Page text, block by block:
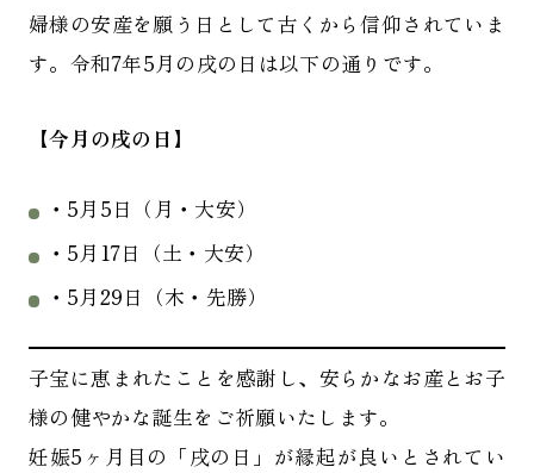
婦様の安産を願う日として古くから信仰されていま
す。令和7年5月の戌の日は以下の通りです。
【今月の戌の日】
・5月5日（月・大安）
・5月17日（土・大安）
・5月29日（木・先勝）
子宝に恵まれたことを感謝し、安らかなお産とお子
様の健やかな誕生をご祈願いたします。
妊娠5ヶ月目の「戌の日」が縁起が良いとされてい